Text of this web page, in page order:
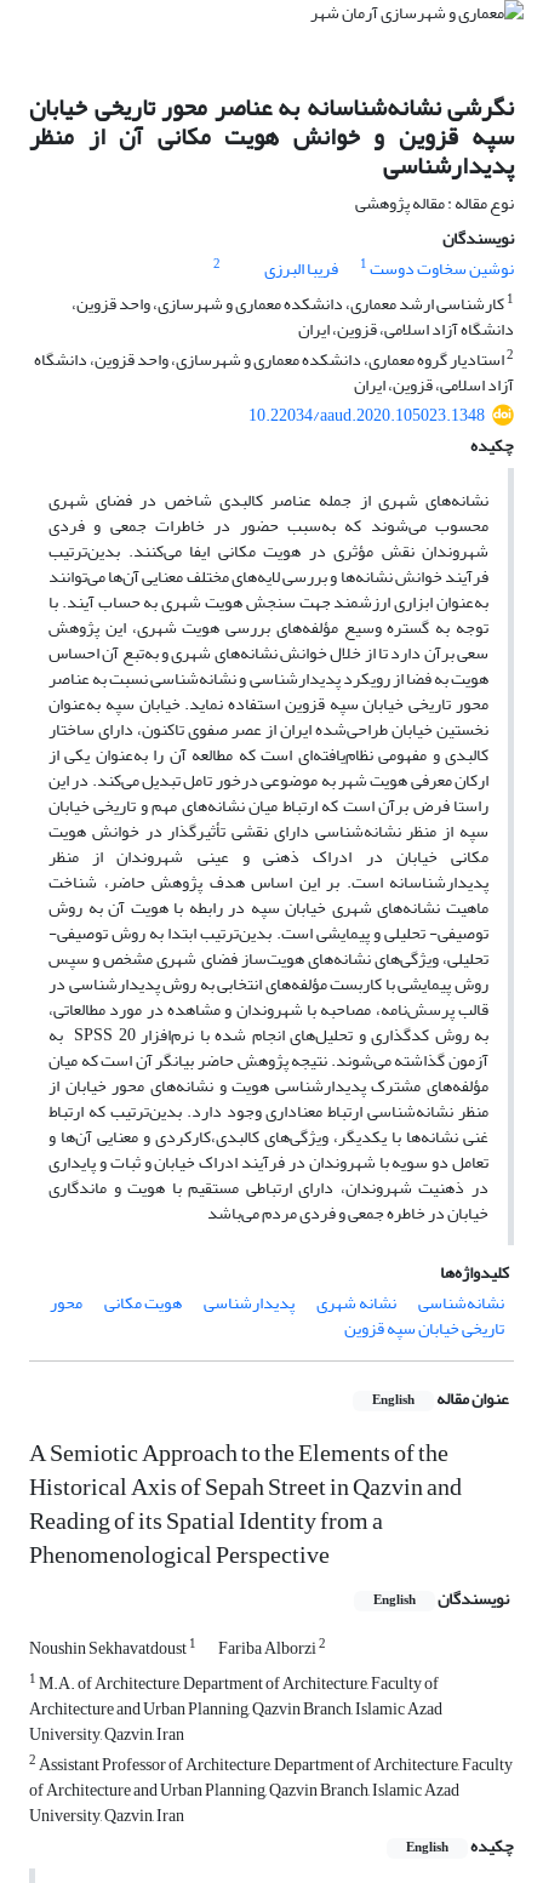
نگرشی نشانه‌شناسانه به عناصر محور تاریخی خیابان
سپه قزوین و خوانش هویت مکانی آن از منظر
پدیدارشناسی
نوع مقاله : مقاله پژوهشی
نویسندگان
نوشین سخاوت دوست1 فریبا البرزی
2
1کارشناسی ارشد معماری، دانشکده معماری و شهرسازی، واحد قزوین،
دانشگاه آزاد اسلامی، قزوین، ایران
2استادیار گروه معماری، دانشکده معماری و شهرسازی، واحد قزوین، دانشگاه
آزاد اسلامی، قزوین، ایران
10.22034/aaud.2020.105023.1348
چکیده
نشانه‌های شهری از جمله عناصر کالبدی شاخص در فضای شهری
محسوب می‌شوند که به‌سبب حضور در خاطرات جمعی و فردی
شهروندان نقش مؤثری در هویت مکانی ایفا می‌کنند. بدین‌ترتیب
فرآیند خوانش نشانه‌ها و بررسی لایه‌های مختلف معنایی آن‌ها می‌توانند
به‌عنوان ابزاری ارزشمند جهت سنجش هویت شهری به حساب آیند. با
توجه به گستره وسیع مؤلفه‌های بررسی هویت شهری، این پژوهش
سعی بر‌آن دارد تا از خلال خوانش نشانه‌های شهری و به‌تبع آن احساس
هویت به فضا از رویکرد پدیدارشناسی و نشانه‌شناسی نسبت به عناصر
محور تاریخی خیابان سپه قزوین استفاده‌ نماید. خیابان سپه به‌عنوان
نخستین خیابان طراحی‌شده ایران از عصر صفوی تاکنون، دارای ساختار
کالبدی و مفهومی نظام‌یافته‌ای ‌است که مطالعه آن ‌را به‌عنوان یکی از
ارکان معرفی هویت شهر به موضوعی درخور تامل تبدیل می‌کند. در این
راستا فرض برآن است که ارتباط میان نشانه‌های مهم و تاریخی خیابان
سپه از منظر نشانه‌شناسی دارای نقشی تأثیرگذار در خوانش هویت
مکانی خیابان در ادراک ذهنی و عینی شهروندان از منظر
پدیدارشناسانه‌ است. بر این اساس هدف پژوهش حاضر، شناخت
ماهیت نشانه‌های شهری خیابان سپه در رابطه با هویت آن به روش
توصیفی- تحلیلی و پیمایشی است. بدین‌ترتیب ابتدا به روش توصیفی-
تحلیلی، ویژگی‌های‌ نشانه‌های هویت‌ساز فضای شهری مشخص و سپس
روش پیمایشی با کاربست مؤلفه‌های انتخابی به روش پدیدارشناسی در
قالب پرسش‌نامه، مصاحبه با شهروندان و مشاهده در مورد مطالعاتی،
به روش کدگذاری و تحلیل‌‌های انجام شده با نرم‌افزار SPSS 20 به
آزمون گذاشته می‌شوند. نتیجه پژوهش حاضر بیانگر آن است که میان
مؤلفه‌های مشترک پدیدارشناسی هویت و نشانه‌های محور خیابان از
منظر نشانه‌شناسی ارتباط معناداری وجود دارد. بدین‌ترتیب که ارتباط
غنی نشانه‌ها با یکدیگر، ویژگی‌های کالبدی،کارکردی و معنایی آن‌ها و
تعامل دو سویه با شهروندان در فرآیند ادراک خیابان و ثبات و پایداری
در ذهنیت شهروندان، دارای ارتباطی مستقیم با هویت و ماندگاری
خیابان در خاطره جمعی و فردی مردم می‌باشد
کلیدواژه‌ها
نشانه‌شناسی
نشانه شهری پدیدارشناسی هویت مکانی محور
تاریخی خیابان سپه قزوین
عنوان مقاله English
A Semiotic Approach to the Elements of the
Historical Axis of Sepah Street in Qazvin and
Reading of its Spatial Identity from a
Phenomenological Perspective
نویسندگان English
Noushin Sekhavatdoust1 Fariba Alborzi2
1M.A. of Architecture, Department of Architecture, Faculty of
Architecture and Urban Planning, Qazvin Branch, Islamic Azad
University, Qazvin, Iran
2Assistant Professor of Architecture, Department of Architecture, Faculty
of Architecture and Urban Planning, Qazvin Branch, Islamic Azad
University, Qazvin, Iran
چکیده
English